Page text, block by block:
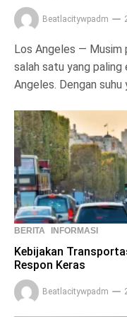
Beatlacitywpadm
Los Angeles — Musim
salah satu yang
Angeles. Dengan suhu
BERITA INFORMASI
Kebijakan
Respon Keras
Beatlacitywpadm